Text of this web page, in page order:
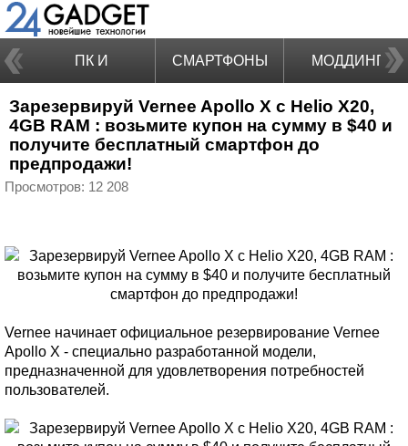
ПК И
НОУТБУКИ
СМАРТФОНЫ МОДДИНГ
Зарезервируй Vernee Apollo X с Helio X20,
4GB RAM : возьмите купон на сумму в $40 и
получите бесплатный смартфон до
предпродажи!
Просмотров: 12 208
Vernee начинает официальное резервирование Vernee
Apollo X - специально разработанной модели,
предназначенной для удовлетворения потребностей
пользователей.